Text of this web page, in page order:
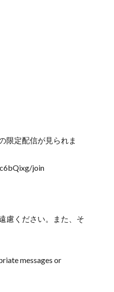
限定配信が見られま
join
慮ください。また、そ
messages or